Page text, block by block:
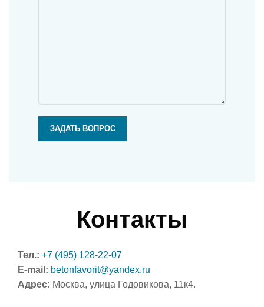
Контакты
Тел.: +7 (495) 128-22-07
E-mail: betonfavorit@yandex.ru
Адрес: Москва, улица Годовикова, 11к4.